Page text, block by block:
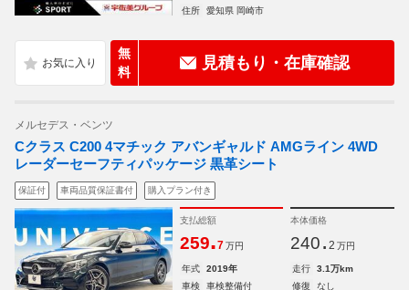
住所
愛知県 岡崎市
無
料
見積もり・在庫確認
メルセデス・ベンツ
Cクラス C200 4マチック アバンギャルド AMGライン 4WD
レーダーセーフティパッケージ 黒革シート
保証付 車両品質保証書付 購入プラン付き
支払総額
259.7 万円
本体価格
240. 2 万円
年式 2019年 走行
3.1万km
車検
車検整備付 修復 なし